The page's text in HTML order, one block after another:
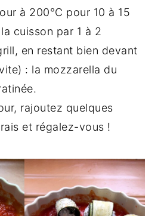
à 200°C pour 10 à 15
cuisson par 1 à 2
en restant bien devant
: la mozzarella du
rajoutez quelques
et régalez-vous !